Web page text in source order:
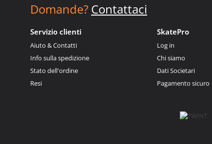
Domande? Contattaci
Servizio clienti
Aiuto & Contatti
Info sulla spedizione
Stato dell'ordine
Resi
SkatePro
Log in
Chi siamo
Dati Societari
Pagamento sicuro